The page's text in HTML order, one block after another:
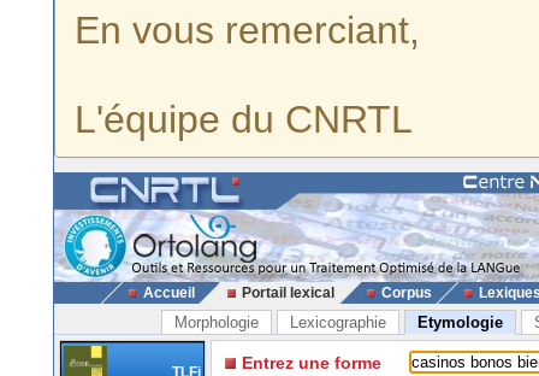
En vous remerciant,
L'équipe du CNRTL
Accueil Portail lexical Corpus
Morphologie Lexicographie Etymologie
TLFi Entrez une forme